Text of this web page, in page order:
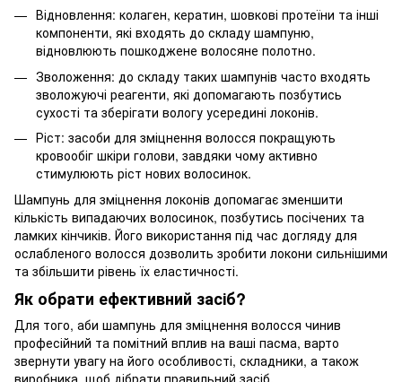
Відновлення: колаген, кератин, шовкові протеїни та інші
компоненти, які входять до складу шампуню,
відновлюють пошкоджене волосяне полотно.
Зволоження: до складу таких шампунів часто входять
зволожуючі реагенти, які допомагають позбутись
сухості та зберігати вологу усередині локонів.
Ріст: засоби для зміцнення волосся покращують
кровообіг шкіри голови, завдяки чому активно
стимулюють ріст нових волосинок.
Шампунь для зміцнення локонів допомагає зменшити
кількість випадаючих волосинок, позбутись посічених та
ламких кінчиків. Його використання під час догляду для
ослабленого волосся дозволить зробити локони сильнішими
та збільшити рівень їх еластичності.
Як обрати ефективний засіб?
Для того, аби шампунь для зміцнення волосся чинив
професійний та помітний вплив на ваші пасма, варто
звернути увагу на його особливості, складники, а також